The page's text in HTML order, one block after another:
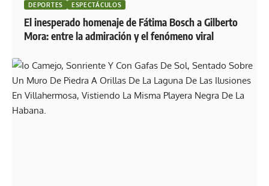
DEPORTES ESPECTÁCULOS
El inesperado homenaje de Fátima Bosch a Gilberto
Mora: entre la admiración y el fenómeno viral